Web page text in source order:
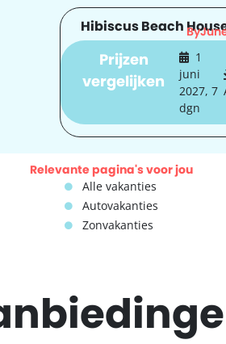
Hibiscus Beach
Prijzen
vergelijken
1
juni
2027, 7
dgn
Relevante pagina's voor jou
Alle vakanties
Autovakanties
Zonvakanties